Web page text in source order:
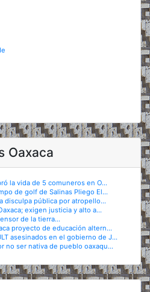
Oaxaca
la vida de 5 comuneros en O...
de golf de Salinas Pliego El...
disculpa pública por atropello...
exigen justicia y alto a...
de la tierra...
proyecto de educación altern...
asesinados en el gobierno de J...
no ser nativa de pueblo oaxaqu...